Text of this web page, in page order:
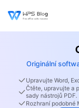
Originální
Upravujte Word,
Čtěte, upravujte a
sady nástrojů PDF.
Rozhraní podobné